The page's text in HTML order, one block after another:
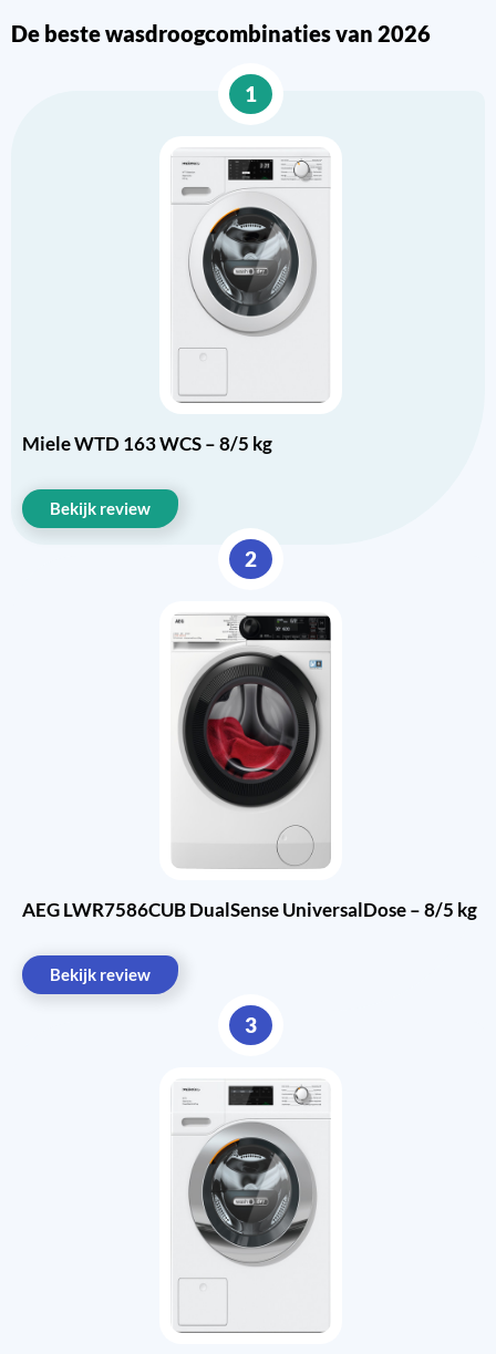
De beste wasdroogcombinaties van 2026
1
Miele WTD 163 WCS – 8/5 kg
Bekijk review
2
AEG LWR7586CUB DualSense UniversalDose – 8/5 kg
Bekijk review
3